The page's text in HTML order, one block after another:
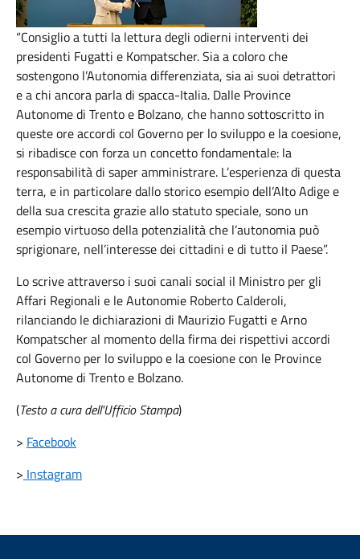
“Consiglio a tutti la lettura degli odierni interventi dei
presidenti Fugatti e Kompatscher. Sia a coloro che
sostengono l’Autonomia differenziata, sia ai suoi detrattori
e a chi ancora parla di spacca-Italia. Dalle Province
Autonome di Trento e Bolzano, che hanno sottoscritto in
queste ore accordi col Governo per lo sviluppo e la coesione,
si ribadisce con forza un concetto fondamentale: la
responsabilità di saper amministrare. L’esperienza di questa
terra, e in particolare dallo storico esempio dell’Alto Adige e
della sua crescita grazie allo statuto speciale, sono un
esempio virtuoso della potenzialità che l’autonomia può
sprigionare, nell’interesse dei cittadini e di tutto il Paese”.
Lo scrive attraverso i suoi canali social il Ministro per gli
Affari Regionali e le Autonomie Roberto Calderoli,
rilanciando le dichiarazioni di Maurizio Fugatti e Arno
Kompatscher al momento della firma dei rispettivi accordi
col Governo per lo sviluppo e la coesione con le Province
Autonome di Trento e Bolzano.
(Testo a cura dell'Ufficio Stampa)
> Facebook
> Instagram